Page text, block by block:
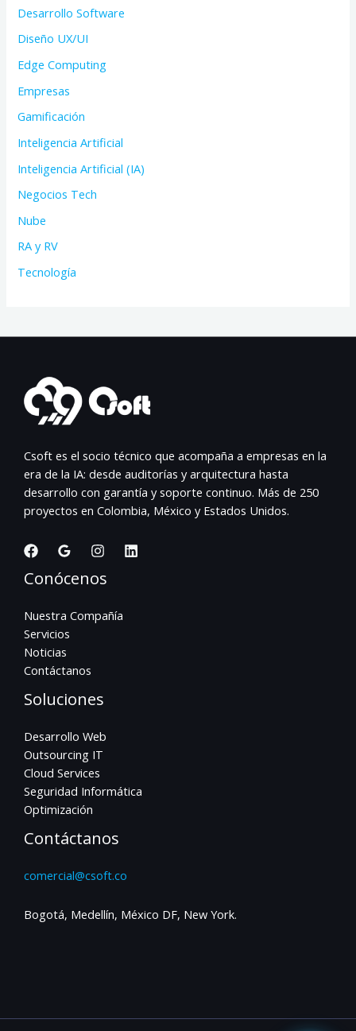
Desarrollo Software
Diseño UX/UI
Edge Computing
Empresas
Gamificación
Inteligencia Artificial
Inteligencia Artificial (IA)
Negocios Tech
Nube
RA y RV
Tecnología
Csoft es el socio técnico que acompaña a empresas en la
era de la IA: desde auditorías y arquitectura hasta
desarrollo con garantía y soporte continuo. Más de 250
proyectos en Colombia, México y Estados Unidos.
Conócenos
Nuestra Compañía
Servicios
Noticias
Contáctanos
Soluciones
Desarrollo Web
Outsourcing IT
Cloud Services
Seguridad Informática
Optimización
Contáctanos
comercial@csoft.co
Bogotá, Medellín, México DF, New York.